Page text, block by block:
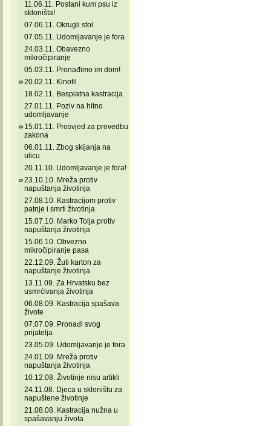
11.06.11. Postani kum psu iz
skloništa!
07.06.11. Okrugli stol
07.05.11. Udomljavanje je fora
24.03.11. Obavezno
mikročipiranje
05.03.11. Pronađimo im dom!
20.02.11. Kinofil
18.02.11. Besplatna kastracija
27.01.11. Poziv na hitno
udomljavanje
15.01.11. Prosvjed za provedbu
zakona
06.01.11. Zbog skijanja na
ulicu
20.11.10. Udomljavanje je fora!
23.10.10. Mreža protiv
napuštanja životinja
27.08.10. Kastracijom protiv
patnje i smrti životinja
15.07.10. Marko Tolja protiv
napuštanja životinja
15.06.10. Obvezno
mikročipiranje pasa
22.12.09. Žuti karton za
napuštanje životinja
13.11.09. Za Hrvatsku bez
usmrćivanja životinja
06.08.09. Kastracija spašava
živote
07.07.09. Pronađi svog
prijatelja
23.05.09. Udomljavanje je fora
24.01.09. Mreža protiv
napuštanja životinja
10.12.08. Životinje nisu artikli
24.11.08. Djeca u skloništu za
napuštene životinje
21.08.08. Kastracija nužna u
spašavanju života